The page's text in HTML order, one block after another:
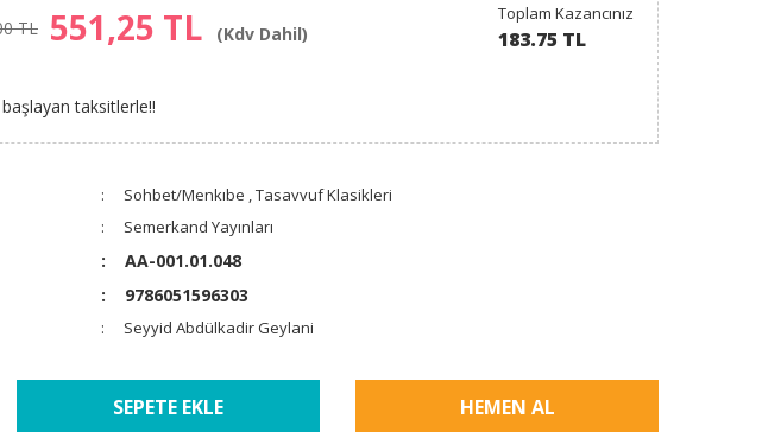
TL 551,25 TL (Kdv Dahil)
Toplam Kazancınız
183.75 TL
taksitlerle!!
Sohbet/Menkıbe ,Tasavvuf Klasikleri
Semerkand Yayınları
AA-001.01.048
9786051596303
Seyyid Abdülkadir Geylani
SEPETE EKLE HEMEN AL